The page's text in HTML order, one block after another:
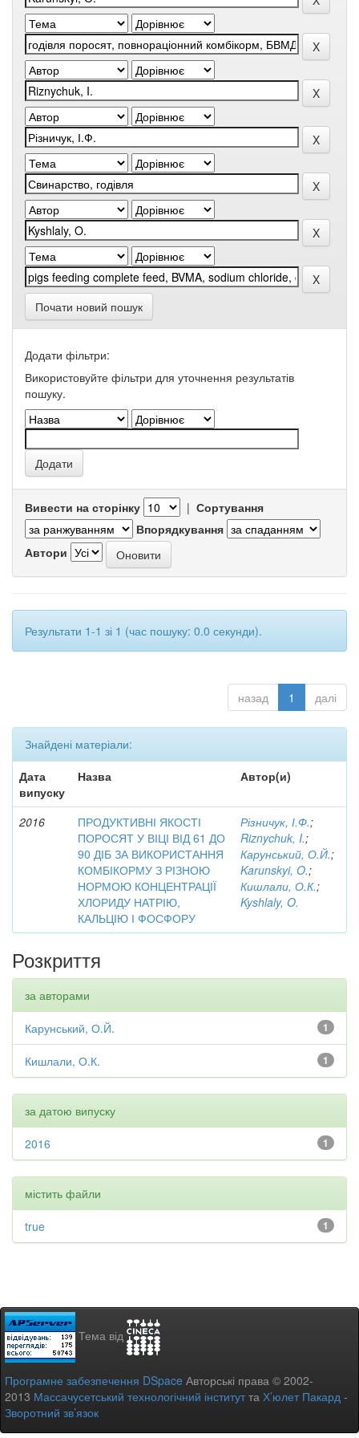
Почати новий пошук
Додати фільтри:
Використовуйте фільтри для уточнення результатів
пошуку.
Вивести на сторінку | Сортування
Впорядкування
Автори
Результати 1-1 зі 1 (час пошуку: 0.0 секунди).
назад 1 далі
Знайдені матеріали:
Дата
випуску
Назва Автор(и)
2016
ПРОДУКТИВНІ ЯКОСТІ
ПОРОСЯТ У ВІЦІ ВІД 61 ДО
90 ДІБ ЗА ВИКОРИСТАННЯ
КОМБІКОРМУ З РІЗНОЮ
НОРМОЮ КОНЦЕНТРАЦІЇ
ХЛОРИДУ НАТРІЮ,
КАЛЬЦІЮ І ФОСФОРУ
Різничук, І.Ф.;
Riznychuk, I.;
Карунський, О.Й.;
Karunskyi, O.;
Кишлали, О.К.;
Kyshlaly, O.
Розкриття
за авторами
1
Карунський, О.Й.
1
Кишлали, О.К.
за датою випуску
1
2016
містить файли
1
true
Тема від
Програмне забезпечення DSpace Авторські права © 2002-
2013 Массачусетський технологічний інститутта Х’юлет Пакард -
Зворотний зв’язок